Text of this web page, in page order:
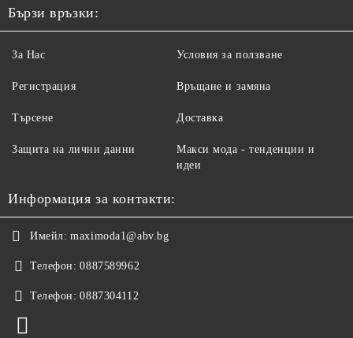
Бързи връзки:
За Нас
Регистрация
Търсене
Защита на лични данни
Условия за ползване
Връщане и замяна
Доставка
Макси мода - тенденции и
идеи
Информация за контакти:
Имейл: maximoda1@abv.bg
Телефон: 0887589962
Телефон: 0887304112